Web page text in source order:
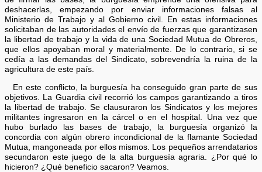
deshacerlas, empezando por enviar informaciones falsas al
Ministerio de Trabajo y al Gobierno civil. En estas informaciones
solicitaban de las autoridades el envío de fuerzas que garantizasen
la libertad de trabajo y la vida de una Sociedad Mutua de Obreros,
que ellos apoyaban moral y materialmente. De lo contrario, si se
cedía a las demandas del Sindicato, sobrevendría la ruina de la
agricultura de este país.
En este conflicto, la burguesía ha conseguido gran parte de sus
objetivos. La Guardia civil recorrió los campos garantizando a tiros
la libertad de trabajo. Se clausuraron los Sindicatos y los mejores
militantes ingresaron en la cárcel o en el hospital. Una vez que
hubo burlado las bases de trabajo, la burguesía organizó la
concordia con algún obrero incondicional de la flamante Sociedad
Mutua, mangoneada por ellos mismos. Los pequeños arrendatarios
secundaron este juego de la alta burguesía agraria. ¿Por qué lo
hicieron? ¿Qué beneficio sacaron? Veamos.